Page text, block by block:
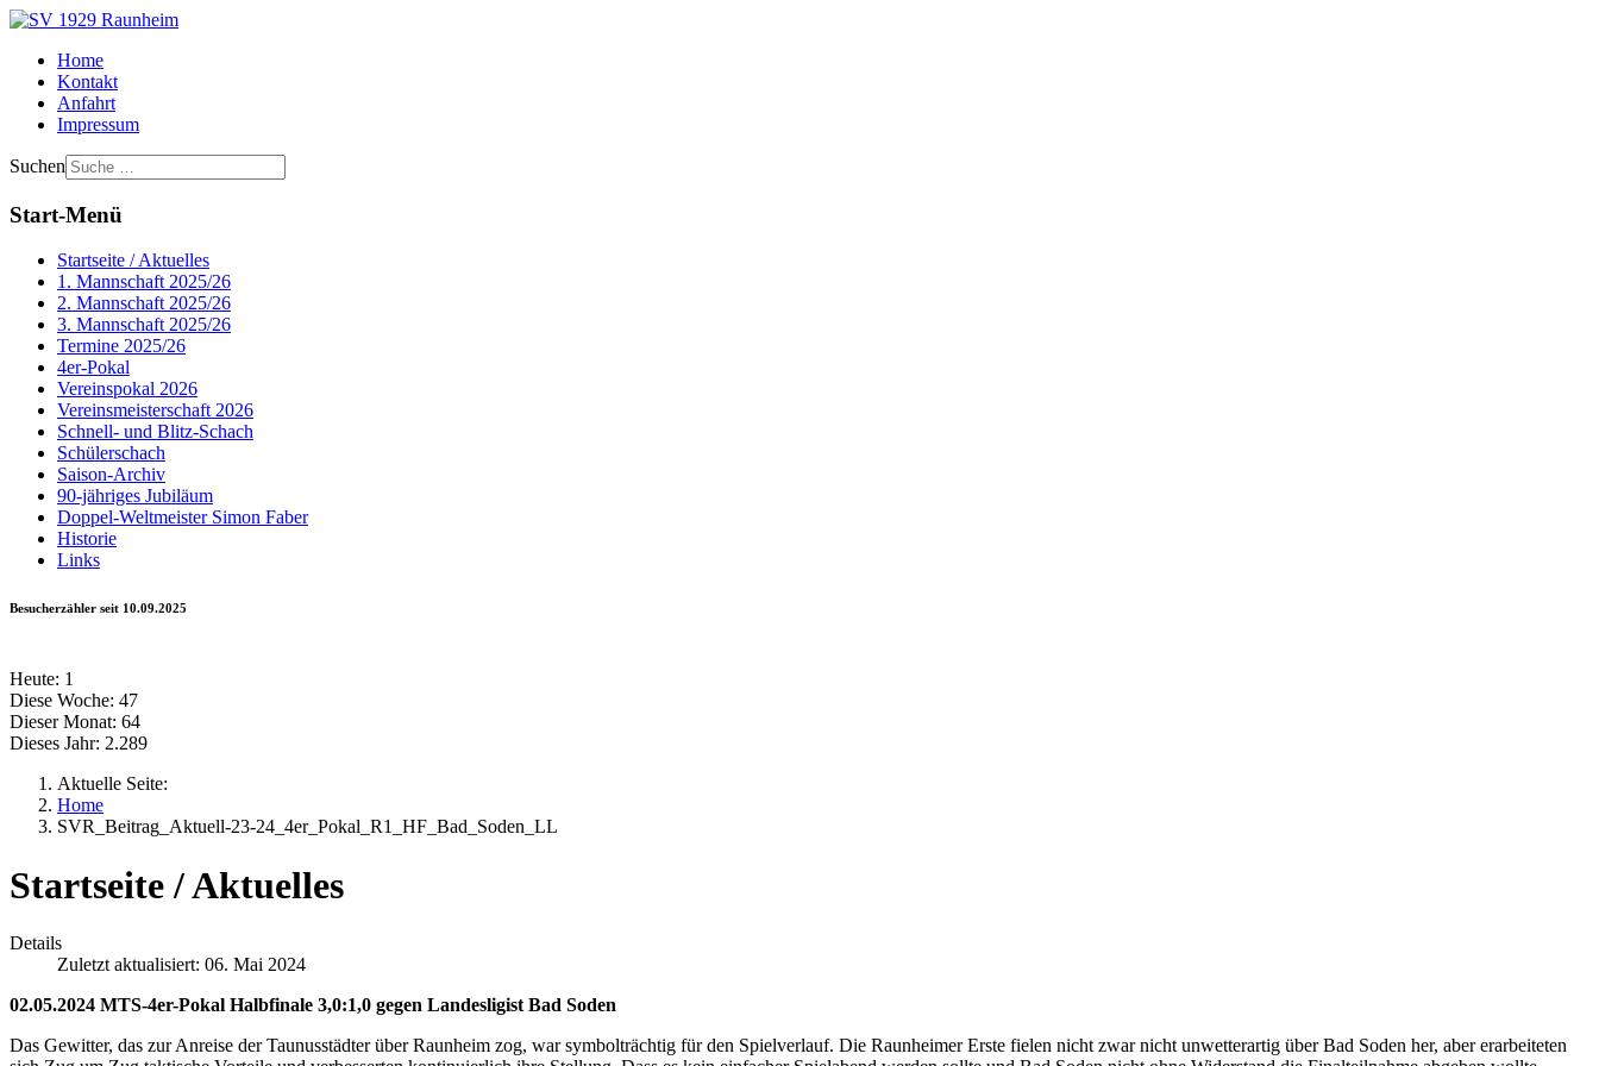
Home
Kontakt
Anfahrt
Impressum
Suchen
Start-Menü
Startseite / Aktuelles
1. Mannschaft 2025/26
2. Mannschaft 2025/26
3. Mannschaft 2025/26
Termine 2025/26
4er-Pokal
Vereinspokal 2026
Vereinsmeisterschaft 2026
Schnell- und Blitz-Schach
Schülerschach
Saison-Archiv
90-jähriges Jubiläum
Doppel-Weltmeister Simon Faber
Historie
Links
Besucherzähler seit 10.09.2025
Heute: 1
Diese Woche: 47
Dieser Monat: 64
Dieses Jahr: 2.289
Aktuelle Seite:
Home
SVR_Beitrag_Aktuell-23-24_4er_Pokal_R1_HF_Bad_Soden_LL
Startseite / Aktuelles
Details
Zuletzt aktualisiert: 06. Mai 2024
02.05.2024 MTS-4er-Pokal Halbfinale 3,0:1,0 gegen Landesligist Bad Soden
Das Gewitter, das zur Anreise der Taunusstädter über Raunheim zog, war symbolträchtig für den Spielverlauf. Die Raunheimer Erste fielen nicht zwar nicht unwetterartig über Bad Soden her, aber erarbeiteten